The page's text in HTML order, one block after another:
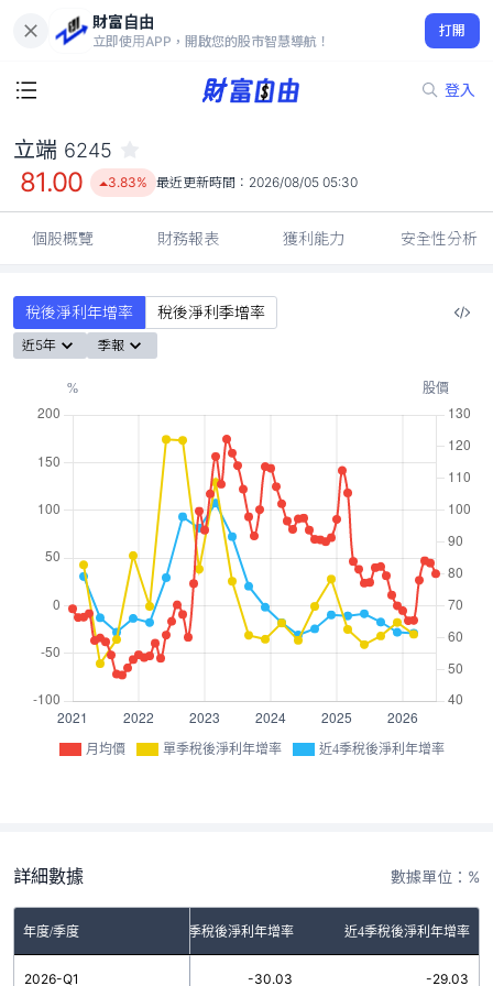
財富自由
立即使用APP，開啟您的股市智慧導航！
打開
登入
81.00
3.83%
立端 6245
81.00 3.83% 最近更新時間： 2026/08/05 05:30
個股概覽 財務報表 獲利能力 安全性分析
稅後淨利年增率 稅後淨利季增率
近5年 季報
月均價 單季稅後淨利年增率 近4季稅後淨利年增率
詳細數據 數據單位：%
年度/季度 單季稅後淨利年增率 近4季稅後淨利年增率
2026-Q1 -30.03 -29.03